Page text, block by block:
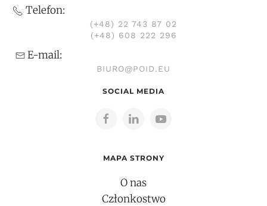
Telefon:
(+48) 22 743 87 02
(+48) 608 222 296
E-mail:
BIURO@POID.EU
SOCIAL MEDIA
MAPA STRONY
O nas
Członkostwo